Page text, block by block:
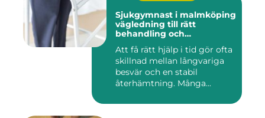
Sjukgymnast i malmköping
vägledning till rätt
behandling och
Att få rätt hjälp i tid gör ofta
skillnad mellan långvariga
besvär och en stabil
återhämtning. Många...